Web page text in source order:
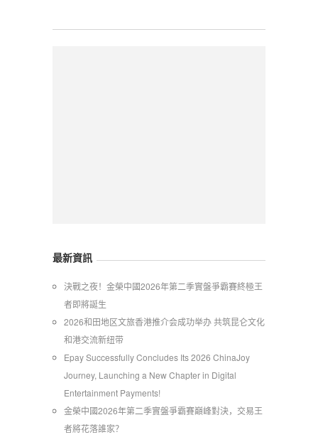
最新資訊
​決戰之夜！金榮中國2026年第二季實盤爭霸賽終極王
者即將誕生
2026和田地区文旅香港推介会成功举办 共筑昆仑文化
和港交流新纽带
Epay Successfully Concludes Its 2026 ChinaJoy
Journey, Launching a New Chapter in Digital
Entertainment Payments!
金榮中國2026年第二季實盤爭霸賽巔峰對決，交易王
者將花落誰家？